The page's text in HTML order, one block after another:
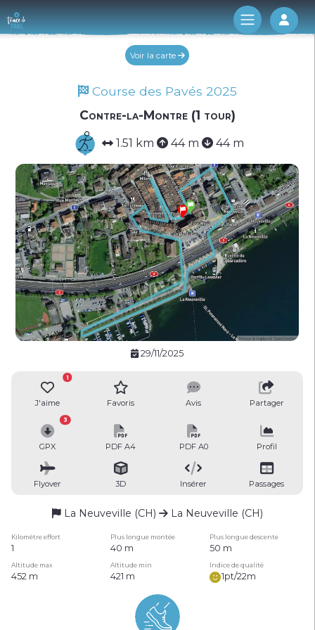
Log
Voir la carte
Course des Pavés 2025
Contre-la-Montre (1 tour)
1.51 km 44 m 44 m
29/11/2025
J'aime
1
Favoris Avis Partager
GPX
3
PDF A4 PDF A0 Profil
Flyover 3D Insérer Passages
La Neuveville (CH) La Neuveville (CH)
Kilomètre effort Plus longue montée Plus longue descente
1 40 m 50 m
Altitude max Altitude min Indice de qualité
452 m 421 m 1pt/22m